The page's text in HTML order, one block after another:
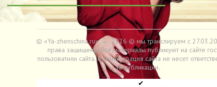
© «Ya-zhenschina.ru»→ 2026 © мы транслируем с
права защищены. Все материалы публикуют на сайте
пользоватили сайта. Администрация сайта не несет
за публикации.
✔